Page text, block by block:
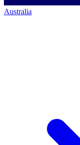
Australia